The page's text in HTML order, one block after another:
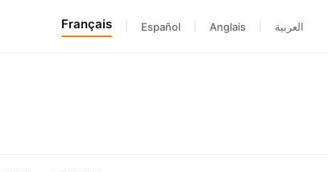
Français Español Anglais العربية